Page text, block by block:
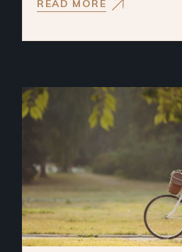
READ MORE